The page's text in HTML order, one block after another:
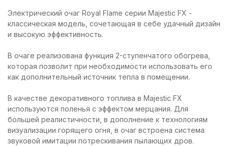
Электрический очаг Royal Flame серии Majestic FX -
классическая модель, сочетающая в себе удачный дизайн
и высокую эффективность.
В очаге реализована функция 2-ступенчатого обогрева,
которая позволит при необходимости использовать его
как дополнительный источник тепла в помещении.
В качестве декоративного топлива в Majestic FX
используются поленья с эффектом мерцания. Для
большей реалистичности, в дополнение к технологиям
визуализации горящего огня, в очаг встроена система
звуковой имитации потрескивания пылающих дров.